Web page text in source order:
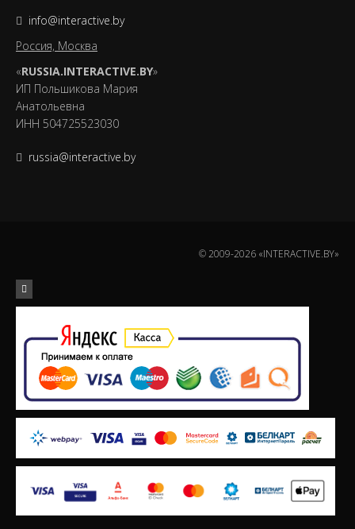
info@interactive.by
Россия, Москва
«RUSSIA.INTERACTIVE.BY»
ИП Польшикова Мария
Анатольевна
ИНН 504725523030
russia@interactive.by
© 2009-2026 «INTERACTIVE.BY»